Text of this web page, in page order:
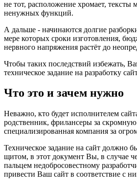
не тот, расположение хромает,
ненужных функций.
А дальше - начинаются долгие
мере которых сроки изготовления,
нервного напряжения растёт до
Чтобы таких последствий избежать,
техническое задание на разработку
Что это и зачем нужно
Неважно, кто будет исполнителем
родственник, фрилансеры за скромную
специализированная компания за
Техническое задание на сайт должно
щитом, в этот документ Вы, в случае
пальцем недобросовестному
привести Ваш сайт в соответствие с